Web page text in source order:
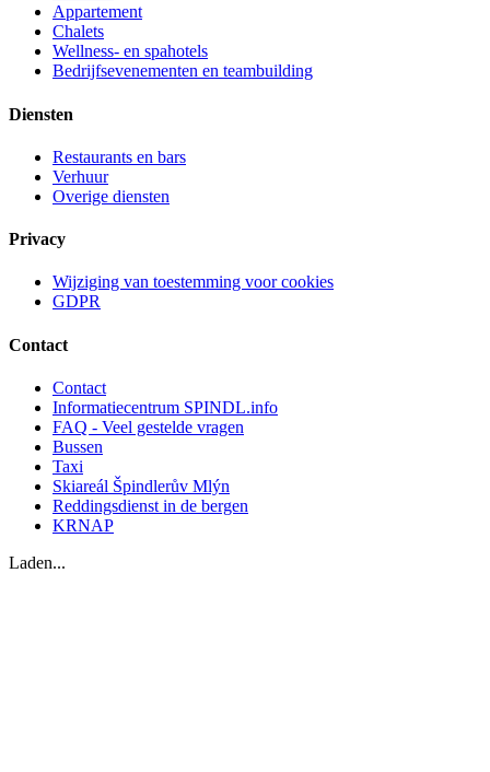
Appartement
Chalets
Wellness- en spahotels
Bedrijfsevenementen en teambuilding
Diensten
Restaurants en bars
Verhuur
Overige diensten
Privacy
Wijziging van toestemming voor cookies
GDPR
Contact
Contact
Informatiecentrum SPINDL.info
FAQ - Veel gestelde vragen
Bussen
Taxi
Skiareál Špindlerův Mlýn
Reddingsdienst in de bergen
KRNAP
Laden...